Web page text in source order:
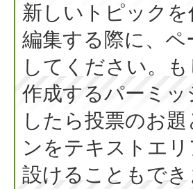
新しいトピック
編集する際に、ペ
してください。
作成するパーミ
したら投票のお
ンをテキストエ
設けることもで